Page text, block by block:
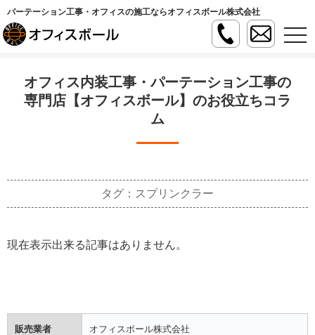
パーテーション工事・オフィスの施工ならオフィスボール株式会社
t
o
o
オフィス内装工事・パーテーション工事の
専門店【オフィスボール】のお役立ちコラ
ム
タグ：スプリンクラー
現在表示出来る記事はありません。
販売業者 オフィスボール株式会社